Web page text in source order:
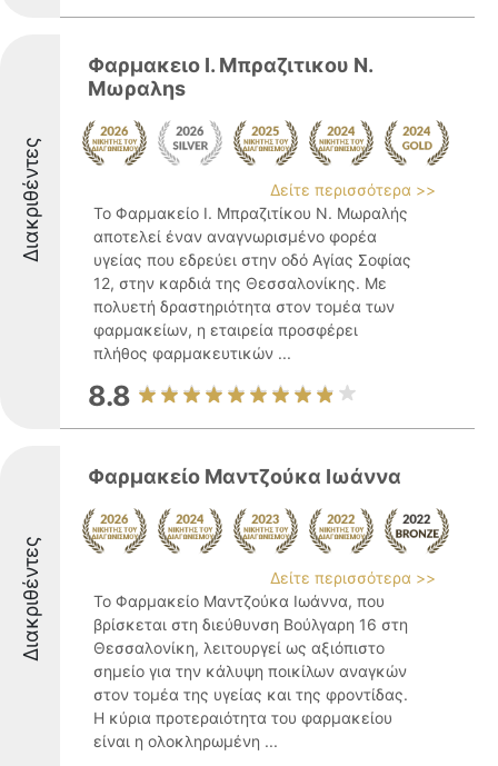
Διακριθέντες
Φαρμακειο Ι. Μπραζιτικου Ν.
Μωραληs
Δείτε περισσότερα >>
Το Φαρμακείο Ι. Μπραζιτίκου Ν. Μωραλής
αποτελεί έναν αναγνωρισμένο φορέα
υγείας που εδρεύει στην οδό Αγίας Σοφίας
12, στην καρδιά της Θεσσαλονίκης. Με
πολυετή δραστηριότητα στον τομέα των
φαρμακείων, η εταιρεία προσφέρει
πλήθος φαρμακευτικών ...
8.8
Διακριθέντες
Φαρμακείο Μαντζούκα Ιωάννα
Δείτε περισσότερα >>
Το Φαρμακείο Μαντζούκα Ιωάννα, που
βρίσκεται στη διεύθυνση Βούλγαρη 16 στη
Θεσσαλονίκη, λειτουργεί ως αξιόπιστο
σημείο για την κάλυψη ποικίλων αναγκών
στον τομέα της υγείας και της φροντίδας.
Η κύρια προτεραιότητα του φαρμακείου
είναι η ολοκληρωμένη ...